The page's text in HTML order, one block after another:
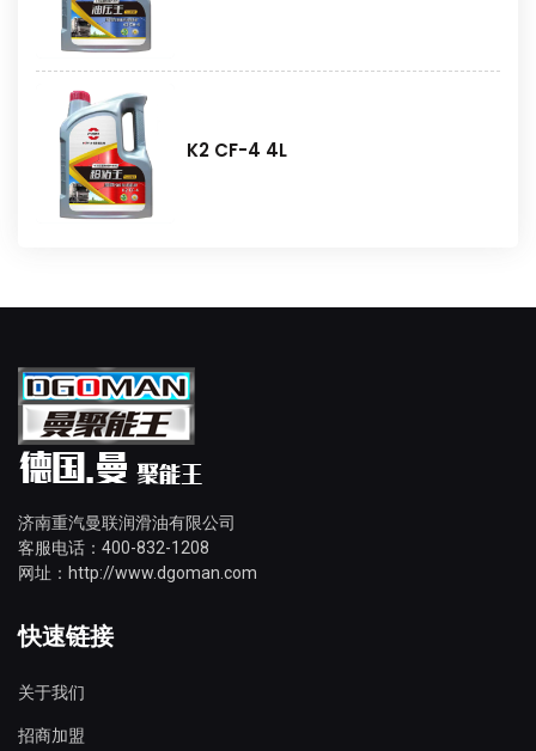
K2 CF-4 4L
济南重汽曼联润滑油有限公司
客服电话：400-832-1208
网址：http://www.dgoman.com
快速链接
关于我们
招商加盟